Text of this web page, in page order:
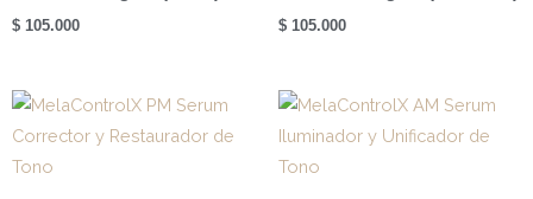
$ 105.000 $ 105.000